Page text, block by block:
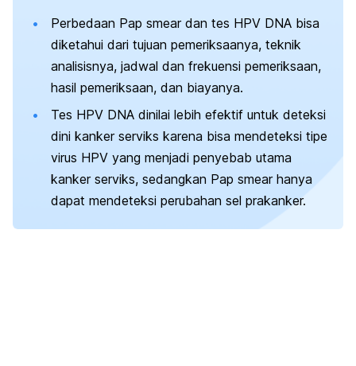
Perbedaan Pap smear dan tes HPV DNA bisa
diketahui dari tujuan pemeriksaanya, teknik
analisisnya, jadwal dan frekuensi pemeriksaan,
hasil pemeriksaan, dan biayanya.
Tes HPV DNA dinilai lebih efektif untuk deteksi
dini kanker serviks karena bisa mendeteksi tipe
virus HPV yang menjadi penyebab utama
kanker serviks, sedangkan Pap smear hanya
dapat mendeteksi perubahan sel prakanker.